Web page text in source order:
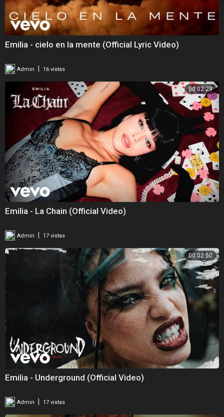
Emilia - cielo en la mente (Official Lyric Video)
Admin 16 vistas
00:02:29
Emilia - La Chain (Official Video)
Admin 17 vistas
00:02:50
Emilia - Underground (Official Video)
Admin 17 vistas